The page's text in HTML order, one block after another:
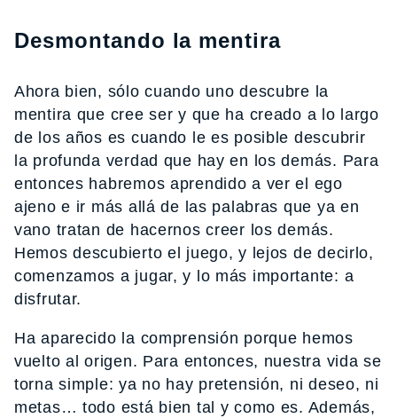
Desmontando la mentira
Ahora bien, sólo cuando uno descubre la
mentira que cree ser y que ha creado a lo largo
de los años es cuando le es posible descubrir
la profunda verdad que hay en los demás. Para
entonces habremos aprendido a ver el ego
ajeno e ir más allá de las palabras que ya en
vano tratan de hacernos creer los demás.
Hemos descubierto el juego, y lejos de decirlo,
comenzamos a jugar, y lo más importante: a
disfrutar.
Ha aparecido la comprensión porque hemos
vuelto al origen. Para entonces, nuestra vida se
torna simple: ya no hay pretensión, ni deseo, ni
metas… todo está bien tal y como es. Además,